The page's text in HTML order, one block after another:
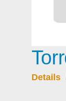
Details